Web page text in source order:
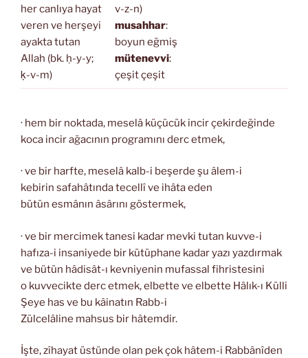
her canlıya hayat
veren ve herşeyi
ayakta tutan
Allah (bk. ḥ-y-y;
ḳ-v-m)
v-z-n)
musahhar:
boyun eğmiş
mütenevvi:
çeşit çeşit
· hem bir noktada, meselâ küçücük incir çekirdeğinde
koca incir ağacının programını derc etmek,
· ve bir harfte, meselâ kalb-i beşerde şu âlem-i
kebirin safahâtında tecellî ve ihâta eden
bütün esmânın âsârını göstermek,
· ve bir mercimek tanesi kadar mevki tutan kuvve-i
hafıza-i insaniyede bir kütüphane kadar yazı yazdırmak
ve bütün hâdisât-ı kevniyenin mufassal fihristesini
o kuvvecikte derc etmek, elbette ve elbette Hâlık-ı Külli
Şeye has ve bu kâinatın Rabb-i
Zülcelâline mahsus bir hâtemdir.
İşte, zîhayat üstünde olan pek çok hâtem-i Rabbânîden